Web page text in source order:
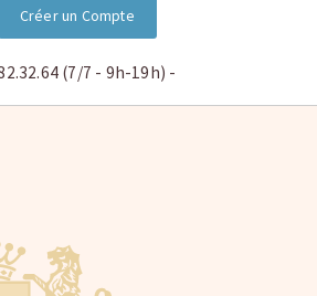
Créer un Compte
(7/7 - 9h-19h) -